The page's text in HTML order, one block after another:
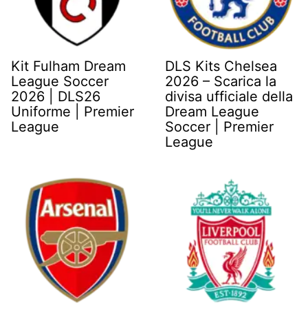
Kit Fulham Dream
League Soccer
2026 | DLS26
Uniforme | Premier
League
DLS Kits Chelsea
2026 – Scarica la
divisa ufficiale della
Dream League
Soccer | Premier
League